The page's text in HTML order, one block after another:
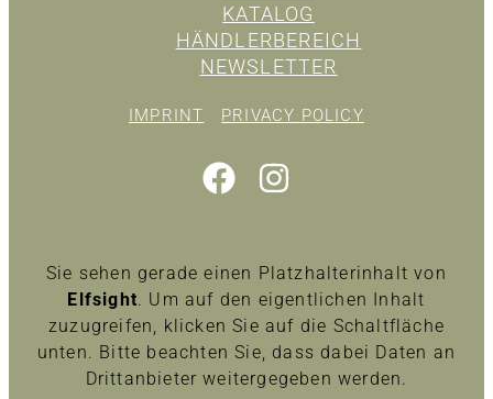
KATALOG
HÄNDLERBEREICH
NEWSLETTER
IMPRINT PRIVACY POLICY
Sie sehen gerade einen Platzhalterinhalt von
Elfsight. Um auf den eigentlichen Inhalt
zuzugreifen, klicken Sie auf die Schaltfläche
unten. Bitte beachten Sie, dass dabei Daten an
Drittanbieter weitergegeben werden.